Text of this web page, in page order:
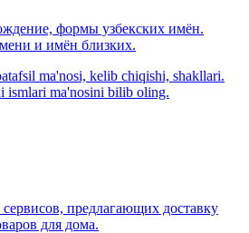
формы узбекских имён.
и имён близких.
ma'nosi, kelib chiqishi, shakllari.
ismlari ma'nosini bilib oling.
предлагающих доставку
для дома.